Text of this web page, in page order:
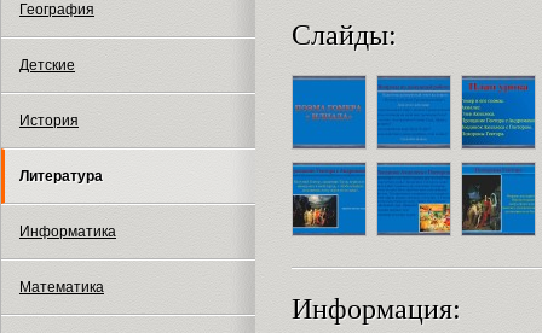
География
Детские
История
Литература
Информатика
Математика
Слайды:
Информация: